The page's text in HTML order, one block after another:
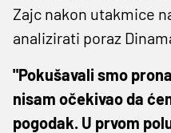
Zajc nakon utakmice
analizirati poraz
"Pokušavali smo
nisam očekivao da
pogodak. U prvom